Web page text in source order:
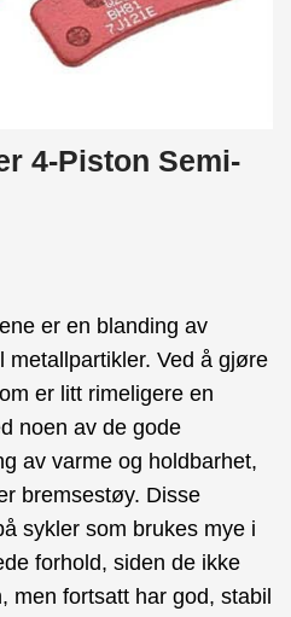
4-Piston Semi-
er en blanding av
metallpartikler. Ved å gjøre
er litt rimeligere en
noen av de gode
av varme og holdbarhet,
bremsestøy. Disse
sykler som brukes mye i
forhold, siden de ikke
men fortsatt har god, stabil